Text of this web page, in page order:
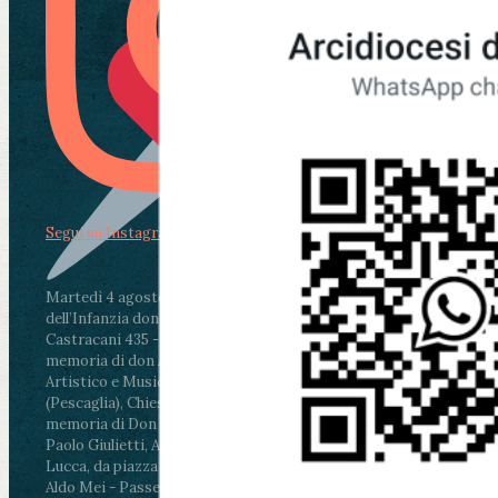
Martedì 4 agosto2026
ore 11:30 - Lucca, Scuola
dell’Infanzia don Aldo Mei - Viale Castruccio
Castracani 435 - Inaugurazione murales in
memoria di don Aldo Mei curato dal Liceo
Artistico e Musicale “Passaglia”
ore 18 - Fiano
(Pescaglia), Chiesa parrocchiale - Messa in
memoria di Don Aldo Mei celebrata da mons.
Paolo Giulietti, Arcivescovo di Lucca
ore 20.30 -
Lucca, da piazza San Michele al Cippo di don
Aldo Mei - Passeggiata della Memoria in alcuni
Segui su Instagram